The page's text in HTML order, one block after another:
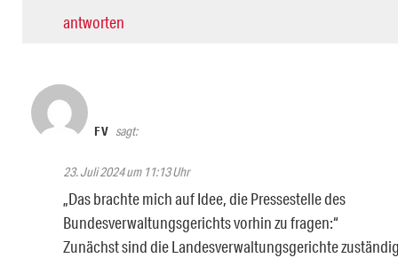
antworten
FV sagt:
23. Juli 2024 um 11:13 Uhr
„Das brachte mich auf Idee, die Pressestelle des
Bundesverwaltungsgerichts vorhin zu fragen:“
Zunächst sind die Landesverwaltungsgerichte